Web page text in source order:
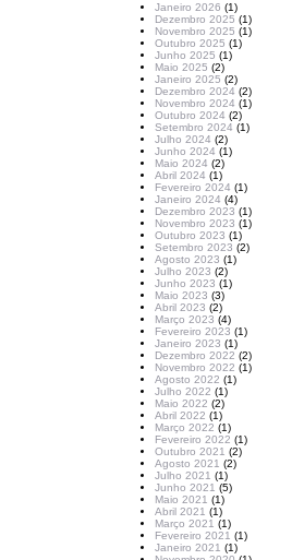
Janeiro 2026 (1)
Dezembro 2025 (1)
Novembro 2025 (1)
Outubro 2025 (1)
Junho 2025 (1)
Maio 2025 (2)
Janeiro 2025 (2)
Dezembro 2024 (2)
Novembro 2024 (1)
Outubro 2024 (2)
Setembro 2024 (1)
Julho 2024 (2)
Junho 2024 (1)
Maio 2024 (2)
Abril 2024 (1)
Fevereiro 2024 (1)
Janeiro 2024 (4)
Dezembro 2023 (1)
Novembro 2023 (1)
Outubro 2023 (1)
Setembro 2023 (2)
Agosto 2023 (1)
Julho 2023 (2)
Junho 2023 (1)
Maio 2023 (3)
Abril 2023 (2)
Março 2023 (4)
Fevereiro 2023 (1)
Janeiro 2023 (1)
Dezembro 2022 (2)
Novembro 2022 (1)
Agosto 2022 (1)
Julho 2022 (1)
Maio 2022 (2)
Abril 2022 (1)
Março 2022 (1)
Fevereiro 2022 (1)
Outubro 2021 (2)
Agosto 2021 (2)
Julho 2021 (1)
Junho 2021 (5)
Maio 2021 (1)
Abril 2021 (1)
Março 2021 (1)
Fevereiro 2021 (1)
Janeiro 2021 (1)